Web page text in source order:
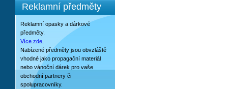
Reklamní předměty
Reklamní opasky a dárkové
předměty.
Více zde.
Nabízené předměty jsou obvzláště
vhodné jako propagační materiál
nebo vánoční dárek pro vaše
obchodní partnery či
spolupracovníky.